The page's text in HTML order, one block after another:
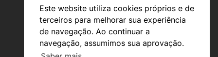
Este website utiliza cookies próprios e de
terceiros para melhorar sua experiência
de navegação. Ao continuar a
navegação, assumimos sua aprovação.